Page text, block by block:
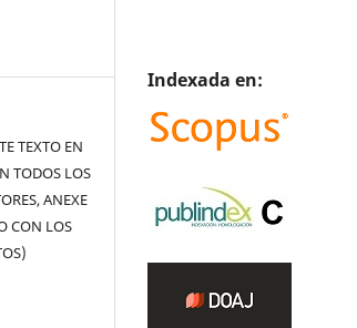
TEXTO EN
TODOS LOS
ANEXE
CON LOS
Indexada en: